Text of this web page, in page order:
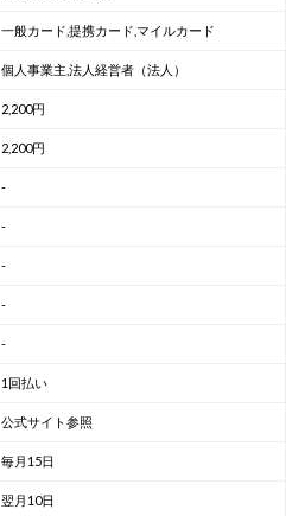
一般カード,提携カード,マイルカード
個人事業主,法人経営者（法人）
2,200円
2,200円
-
-
-
-
-
1回払い
公式サイト参照
毎月15日
翌月10日